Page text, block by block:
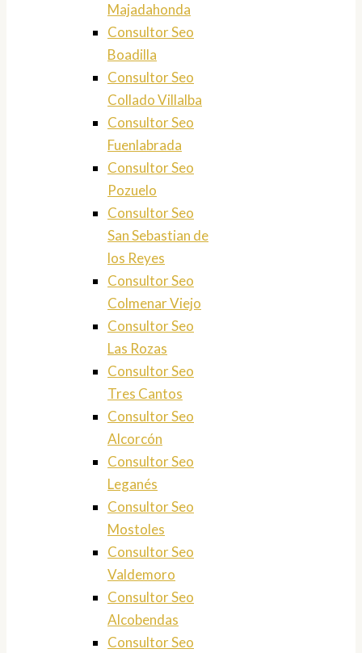
Majadahonda
Consultor Seo
Boadilla
Consultor Seo
Collado Villalba
Consultor Seo
Fuenlabrada
Consultor Seo
Pozuelo
Consultor Seo
San Sebastian de
los Reyes
Consultor Seo
Colmenar Viejo
Consultor Seo
Las Rozas
Consultor Seo
Tres Cantos
Consultor Seo
Alcorcón
Consultor Seo
Leganés
Consultor Seo
Mostoles
Consultor Seo
Valdemoro
Consultor Seo
Alcobendas
Consultor Seo